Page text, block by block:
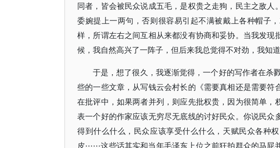
同者，皆会被民众说成五毛，是权贵之走狗，民主之敌
委婉提上一两句，否则很容易引起不满被戴上各种帽子
样，所谓左右之间互相从来都没有协商和妥协。当我发
候，我自然高兴了一阵子，但后来我总觉得不对劲，我知
于是，想了很久，我逐渐觉得，一个好的写作者在杀
些的一些文章，从写钱云会村长的《需要真相还是需要符
在批评中，如果两者并列，则应先批权贵，因为很简单
表一个好的作家应该无穷尽无底线的讨好民众。你说民
得到什么什么，民众应该享受什么什么，天赋民众各种
皮⋯⋯这些话其实和当年毛泽东上位之前狂拍群众的马屁